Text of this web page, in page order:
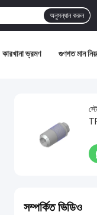
অনুসন্ধান করুন
কারখানা ভ্রমণ গুণগত মান
সম্পর্কিত ভিডিও